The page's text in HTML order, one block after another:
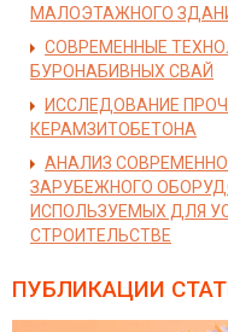
МАЛОЭТАЖНОГО
СОВРЕМЕННЫЕ
БУРОНАБИВНЫХ СВАЙ
ИССЛЕДОВАНИЕ
КЕРАМЗИТОБЕТОНА
АНАЛИЗ
ЗАРУБЕЖНОГО
ИСПОЛЬЗУЕМЫХ ДЛЯ
СТРОИТЕЛЬСТВЕ
ПУБЛИКАЦИИ